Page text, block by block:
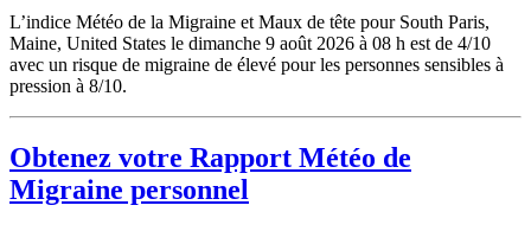
L’indice Météo de la Migraine et Maux de tête pour South Paris,
Maine, United States le dimanche 9 août 2026 à 08 h est de 4/10
avec un risque de migraine de élevé pour les personnes sensibles à
pression à 8/10.
Obtenez votre Rapport Météo de
Migraine personnel